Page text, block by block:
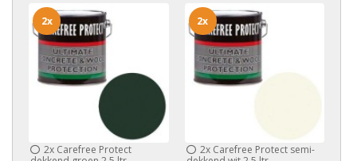
2x Carefree Protect
2x
2xCarefree Protect semi-
2x